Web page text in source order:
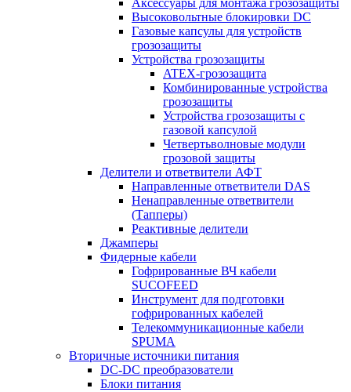
Аксессуары для монтажа грозозащиты
Высоковольтные блокировки DC
Газовые капсулы для устройств
грозозащиты
Устройства грозозащиты
ATEX-грозозащита
Комбинированные устройства
грозозащиты
Устройства грозозащиты с
газовой капсулой
Четвертьволновые модули
грозовой защиты
Делители и ответвители АФТ
Направленные ответвители DAS
Ненаправленные ответвители
(Тапперы)
Реактивные делители
Джамперы
Фидерные кабели
Гофрированные ВЧ кабели
SUCOFEED
Инструмент для подготовки
гофрированных кабелей
Телекоммуникационные кабели
SPUMA
Вторичные источники питания
DC-DC преобразователи
Блоки питания